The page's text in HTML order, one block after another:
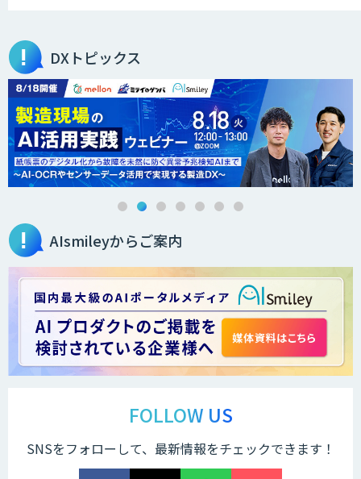
DXトピックス
AIsmileyからご案内
FOLLOW US
SNSをフォローして、最新情報をチェックできます！